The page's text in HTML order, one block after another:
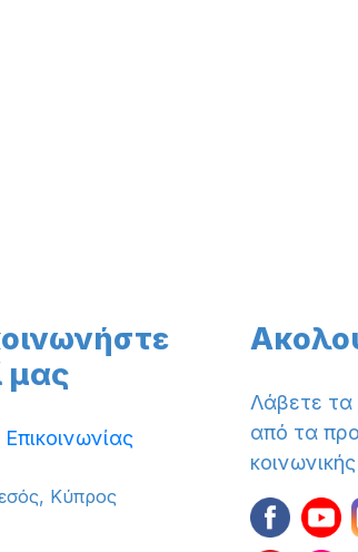
μας
Κύπρος
Λάβετε τα
από τα